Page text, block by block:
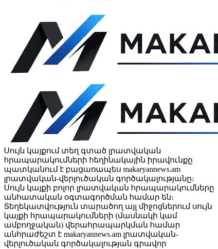
Սույն կայքում տեղ գտած լրատվական
հրապարակումների հեղինակային իրավունքը
պատկանում է բացառապես makaryannews.am
լրատվական-վերլուծական գործակալությանը։
Սույն կայքի բոլոր լրատվական հրապարակումները
անհատական օգտագործման համար են։
Տեղեկատվություն տարածող այլ միջոցներում սույն
կայքի հրապարակումների (մասնակի կամ
ամբողջական) վերահրապարկման համար
անհրաժեշտ է makaryannews.am լրատվական-
վերլուծական գործակալության գրավոր